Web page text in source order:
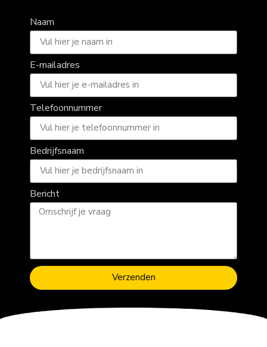
Naam
E-mailadres
Telefoonnummer
Bedrijfsnaam
Bericht
Verzenden